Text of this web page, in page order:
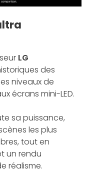
LG
des
niveaux de
écrans mini-LED.
sa puissance,
les plus
tout en
un rendu
réalisme.